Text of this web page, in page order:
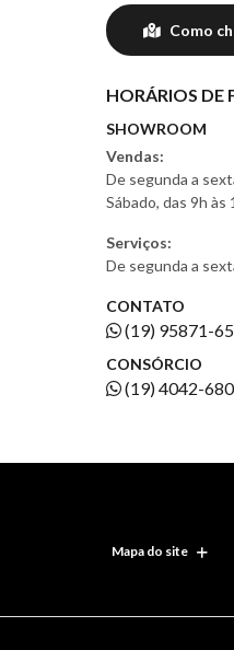
Como
HORÁRIOS DE
SHOWROOM
Vendas:
De segunda a
Sábado, das 9h às
Serviços:
De segunda a
CONTATO
(19) 95871-
CONSÓRCIO
(19) 4042-
Mapa do site